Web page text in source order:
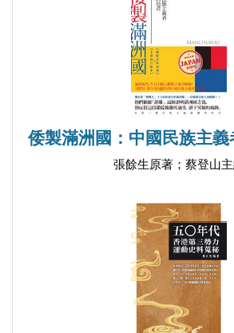
倭製滿洲國：中國民族主
張餘生原著；蔡登山